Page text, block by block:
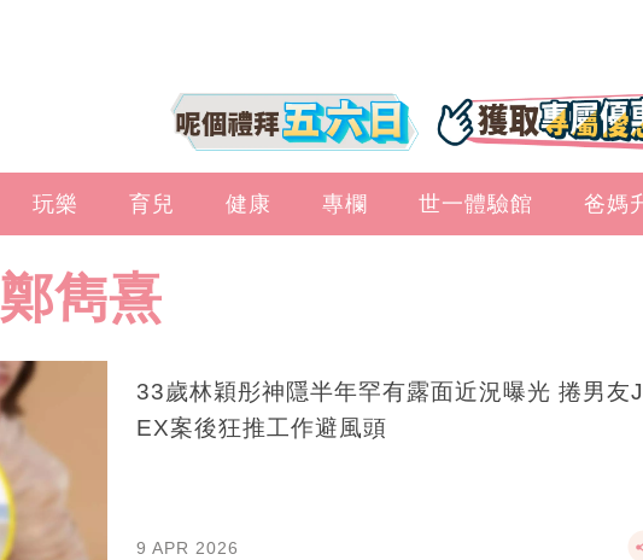
玩樂 育兒 健康 專欄 世一體驗館 爸媽
鄭雋熹
33歲林穎彤神隱半年罕有露面近況曝光 捲男友
EX案後狂推工作避風頭
9 APR 2026